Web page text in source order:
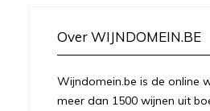
Over WIJNDOMEIN.BE
Wijndomein.be is de online
meer dan 1500 wijnen uit